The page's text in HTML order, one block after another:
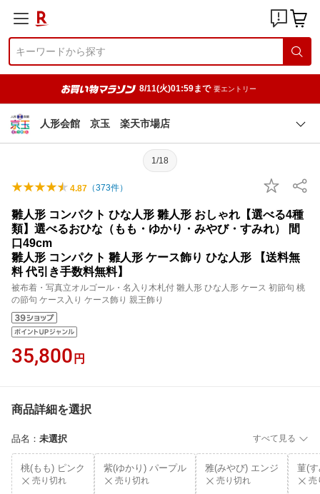
8/11(火)01:59まで 要エントリー
人形会館 京玉 楽天市場店
1/18
4.87 （373件）
雛人形 コンパクト ひな人形 雛人形 おしゃれ【選べる4種
類】選べるおひな（もも・ゆかり・みやび・すみれ） 間
口49cm
雛人形 コンパクト 雛人形 ケース飾り ひな人形 【送料無
料 代引き手数料無料】
被布着・写真立オルゴール・名入り木札付 雛人形 ひな人形 ケース 初節句 桃
の節句 ケース入り ケース飾り 親王飾り
35,800 円
商品詳細を選択
品名 ： 未選択 すべて見る
桃(もも) ピンク
売り切れ
紫(ゆかり) パープル
売り切れ
雅(みやび) エンジ
売り切れ
菫(
売